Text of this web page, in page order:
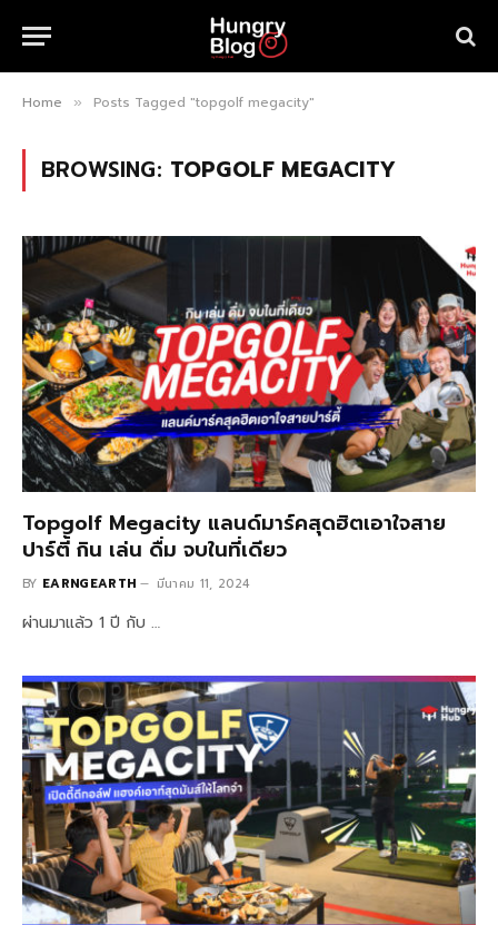
Home » Posts Tagged "topgolf megacity"
BROWSING: TOPGOLF MEGACITY
Topgolf Megacity แลนด์มาร์คสุดฮิตเอาใจสาย
ปาร์ตี้ กิน เล่น ดื่ม จบในที่เดียว
BY EARNGEARTH มีนาคม 11, 2024
ผ่านมาแล้ว 1 ปี กับ …